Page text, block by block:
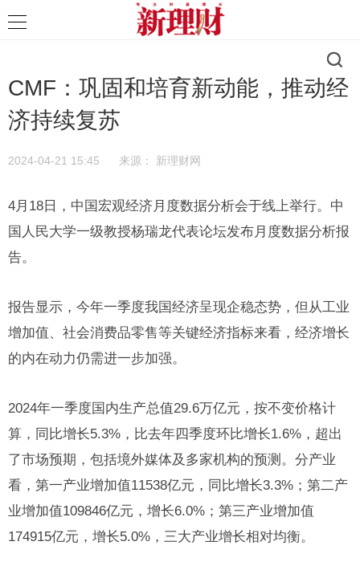
CMF：巩固和培育新动能，推动经
济持续复苏
2024-04-21 15:45 来源： 新理财网
4月18日，中国宏观经济月度数据分析会于线上举行。中
国人民大学一级教授杨瑞龙代表论坛发布月度数据分析报
告。
报告显示，今年一季度我国经济呈现企稳态势，但从工业
增加值、社会消费品零售等关键经济指标来看，经济增长
的内在动力仍需进一步加强。
2024年一季度国内生产总值29.6万亿元，按不变价格计
算，同比增长5.3%，比去年四季度环比增长1.6%，超出
了市场预期，包括境外媒体及多家机构的预测。分产业
看，第一产业增加值11538亿元，同比增长3.3%；第二产
业增加值109846亿元，增长6.0%；第三产业增加值
174915亿元，增长5.0%，三大产业增长相对均衡。